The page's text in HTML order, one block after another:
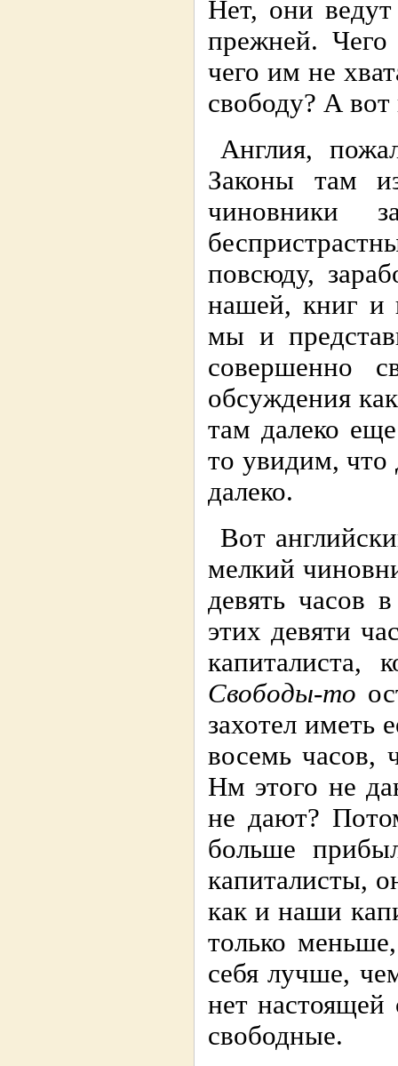
Нет, они
прежней.
чего им не
свободу? А
Англия,
Законы там
чиновники
повсюду,
нашей, книг и
мы и
совершенно
обсуждения
там далеко
то увидим, что
далеко.
Вот
мелкий
девять часов
этих девяти
капиталиста,
Свободы-то
захотел иметь
восемь часов,
Нм этого не
не дают?
больше
капиталисты,
как и наши
только
себя лучше,
нет
свободные.